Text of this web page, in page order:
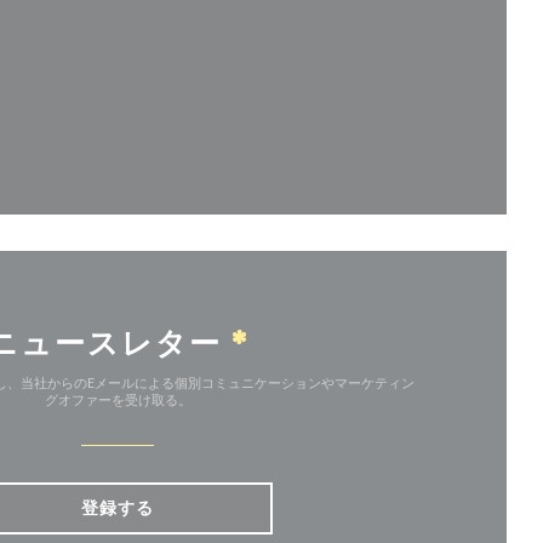
開きます))
ュースレター *
、当社からのEメールによる個別コミュニケーションやマーケティン
グオファーを受け取る。
登録する